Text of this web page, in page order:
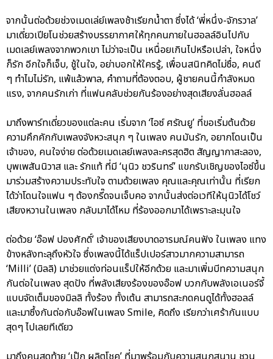
จากนั้นต่อด้วยช่วงเมดเล่ย์เพลงช้าเรียกน้ำตา ซึ่งได้ ‘พี่หนึ่ง-จักรวาล’
มาเดี่ยวเปียโนช่วยสร้างบรรยากาศให้ทุกคนภายในฮอลล์อินไปกับ
เมดเลย์เพลงจากพวกเขา ไม่ว่าจะเป็น เหนื่อยเกินไปหรือเปล่า, ใจหนึ่ง
ก็รัก อีกใจก็เจ็บ, ชู้ในใจ, อย่าบอกให้ใครรู้, เพื่อนสนิทคิดไม่ซื่อ, คนดี
ๆ ทำไมไม่รัก, แพ้แล้วพาล, คำถามที่ต้องตอบ, ผู้ชายคนนี้กำลังหมด
แรง, จากคนรักเก่า ที่แฟนคลับช่วยกันร้องอย่างสุดเสียงลั่นฮอลล์
มาถึงพาร์ทเดี่ยวของแต่ละคน เริ่มจาก ‘ไอซ์ ศรัณยู’ ที่ขอเริ่มต้นด้วย
ความคึกคักกับเพลงจังหวะสนุก ๆ ในเพลง คนมันรัก, อยากโดนเป็น
เจ้าของ, คนใจง่าย ต่อด้วยเมดเลย์เพลงละครสุดฮิต สัญญากาสะลอง,
บุพเพสันนิวาส และ รักแท้ ที่มี ‘นุนิว ชวรินทร์’ แขกรับเชิญของไอซ์ขึ้น
มาร่วมสร้างความประทับใจ ตามด้วยเพลง คุณและคุณเท่านั้น ที่เรียก
ได้ว่าโดนใจแฟน ๆ ต้องกรี๊ดจนเจ็บคอ จากนั้นส่งต่อเวทีให้นุนิวได้โชว์
เสียงหวานในเพลง กลับมาได้ไหม ที่ร้องออกมาได้เพราะละมุนใจ
ต่อด้วย ‘อ๊อฟ ปองศักดิ์’ เจ้าของเสียงบาดอารมณ์คนฟัง ในเพลง แทง
ข้างหลังทะลุถึงหัวใจ ซึ่งเพลงนี้ได้แร็ปเปอร์สาวมากความสามารถ
‘Milli’ (มิลลิ) มาช่วยแต่งท่อนแร็ปให้อีกด้วย และมาเพิ่มบีทความสนุก
กันต่อในเพลง สุดปัง ที่พลังเสียงร้องของอ๊อฟ บวกกับพลังเอเนอร์จี้
แบบจัดเต็มของมิลลิ ทั้งร้อง ทั้งเต้น สามารถสะกดคนดูได้ทั้งฮอลล์
และมาซึ้งกันต่อกับอ๊อฟในเพลง Smile, คิดถึง เรียกว่าเศร้ากันแบบ
สุดๆ ไปเลยทีเดียว